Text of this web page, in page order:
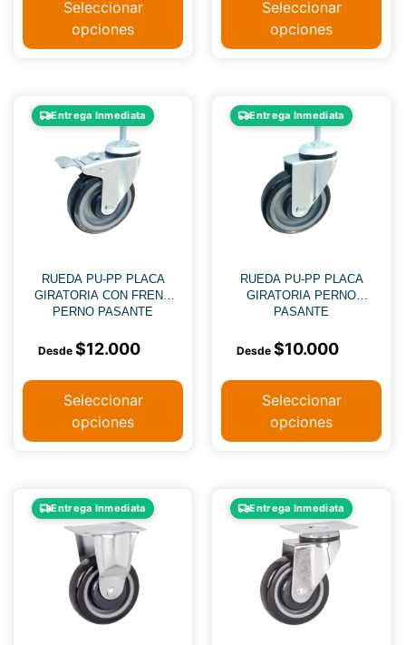
Seleccionar
opciones
Seleccionar
opciones
Entrega Inmediata
RUEDA PU-PP PLACA
GIRATORIA CON FRENO
PERNO PASANTE
$12.000
Seleccionar
opciones
Entrega Inmediata
RUEDA PU-PP PLACA
GIRATORIA PERNO
PASANTE
$10.000
Seleccionar
opciones
Entrega Inmediata Entrega Inmediata